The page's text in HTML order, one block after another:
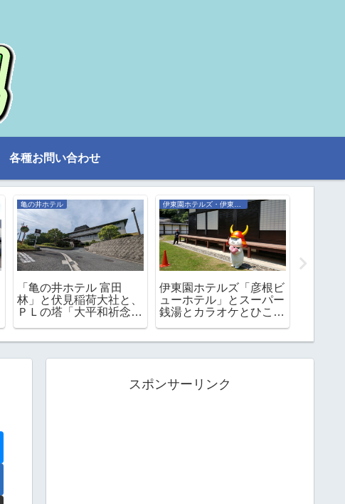
各種お問い合わせ
亀の井ホテル
「亀の井ホテル 富田
林」と伏見稲荷大社と、
ＰＬの塔「大平和祈念
伊東園ホテルズ・伊東園リゾート
伊東園ホテルズ「彦根ビ
ューホテル」とスーパー
銭湯とカラオケとひこに
スポンサーリンク